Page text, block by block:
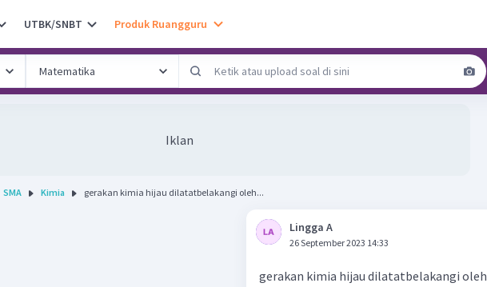
UTBK/SNBT Produk Ruangguru
Iklan
SMA Kimia gerakan kimia hijau dilatatbelakangi oleh...
Lingga A
26 September 2023 14:33
gerakan kimia hijau dilatatbelakangi oleh